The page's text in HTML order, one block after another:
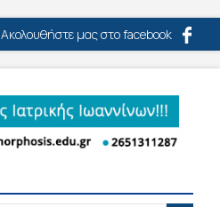
Ακολουθήστε μας στο facebook